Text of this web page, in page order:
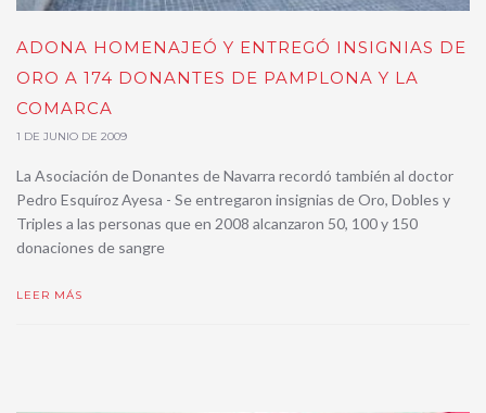
ADONA HOMENAJEÓ Y ENTREGÓ INSIGNIAS DE
ORO A 174 DONANTES DE PAMPLONA Y LA
COMARCA
1 DE JUNIO DE 2009
La Asociación de Donantes de Navarra recordó también al doctor
Pedro Esquíroz Ayesa - Se entregaron insignias de Oro, Dobles y
Triples a las personas que en 2008 alcanzaron 50, 100 y 150
donaciones de sangre
LEER MÁS